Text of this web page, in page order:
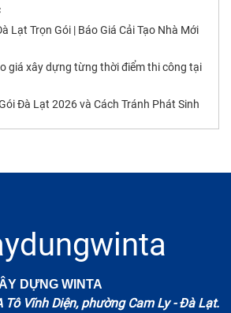
Lạt Trọn Gói | Báo Giá Cải Tạo Nhà Mới
giá xây dựng từng thời điểm thi công tại
Đà Lạt 2026 và Cách Tránh Phát Sinh
DỰNG WINTA
Tô Vĩnh Diện, phường Cam Ly - Đà Lạt.